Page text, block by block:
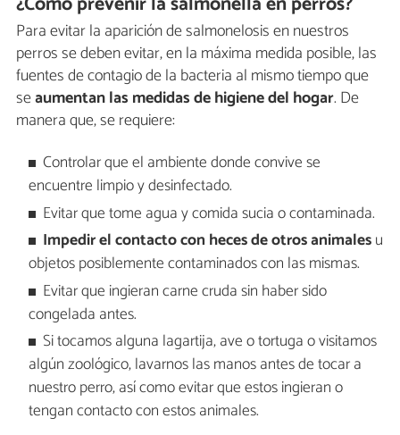
Para evitar la aparición de salmonelosis en nuestros
perros se deben evitar, en la máxima medida posible, las
fuentes de contagio de la bacteria al mismo tiempo que
seaumentan las medidas de higiene del hogar. De
manera que, se requiere:
Controlar que el ambiente donde convive se
encuentre limpio y desinfectado.
Evitar que tome agua y comida sucia o contaminada.
Impedir el contacto con heces de otros animalesu
objetos posiblemente contaminados con las mismas.
Evitar que ingieran carne cruda sin haber sido
congelada antes.
Si tocamos alguna lagartija, ave o tortuga o visitamos
algún zoológico, lavarnos las manos antes de tocar a
nuestro perro, así como evitar que estos ingieran o
tengan contacto con estos animales.